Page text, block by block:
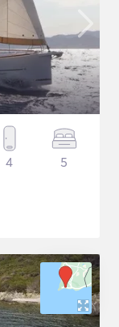
4 5